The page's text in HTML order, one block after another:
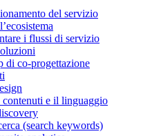
del servizio
i flussi di servizio
di co-progettazione
contenuti e il linguaggio
(search keywords)